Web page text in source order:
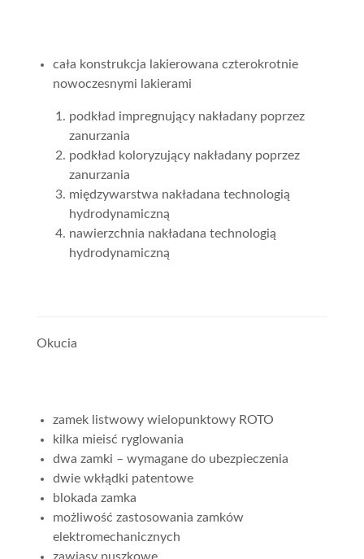
cała konstrukcja lakierowana czterokrotnie
nowoczesnymi lakierami
podkład impregnujący nakładany poprzez
zanurzania
podkład koloryzujący nakładany poprzez
zanurzania
międzywarstwa nakładana technologią
hydrodynamiczną
nawierzchnia nakładana technologią
hydrodynamiczną
Okucia
zamek listwowy wielopunktowy ROTO
kilka mieisć ryglowania
dwa zamki – wymagane do ubezpieczenia
dwie wkłądki patentowe
blokada zamka
możliwość zastosowania zamków
elektromechanicznych